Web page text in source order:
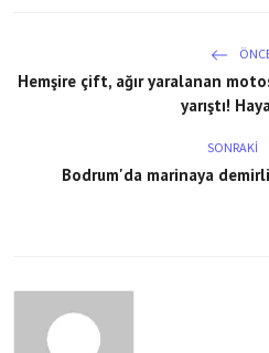
Hemşire çift, ağır yaralanan
yarıştı!
SONRAKI
Bodrum'da marinaya